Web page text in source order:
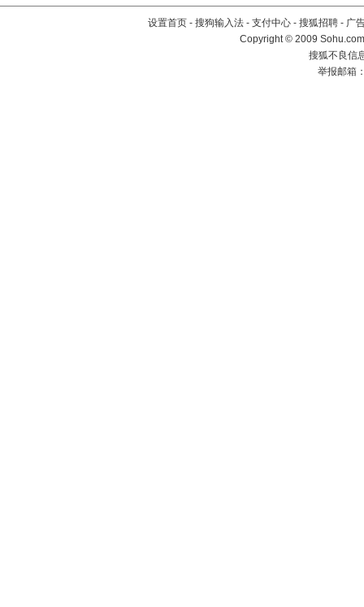
设置首页 - 搜狗输入法 - 支付中心 - 搜狐招聘 - 广
Copyright © 2009
搜狐不良信
举报邮箱